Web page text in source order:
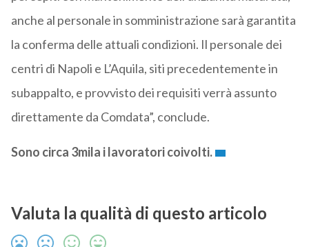
anche al personale in somministrazione sarà garantita
la conferma delle attuali condizioni. Il personale dei
centri di Napoli e L’Aquila, siti precedentemente in
subappalto, e provvisto dei requisiti verrà assunto
direttamente da Comdata”, conclude.
Sono circa 3mila i lavoratori coivolti.
Valuta la qualità di questo articolo